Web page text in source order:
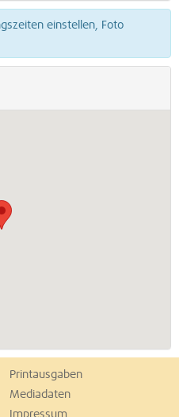
einstellen, Foto
Printausgaben
Mediadaten
Impressum